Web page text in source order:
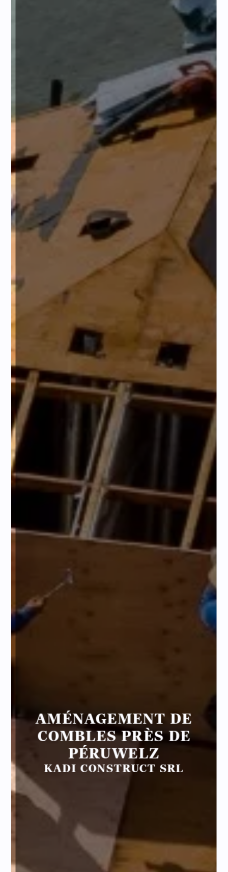
AMÉNAGEMENT DE
COMBLES PRÈS DE
PÉRUWELZ
KADI CONSTRUCT SRL